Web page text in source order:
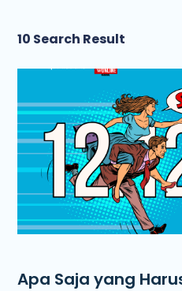
10 Search Result
Apa Saja yang